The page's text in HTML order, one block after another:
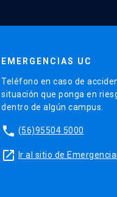
EMERGENCIAS UC
Teléfono en caso de
situación que ponga en
dentro de algún campus.
phone (56)95504 5000
launch Ir al sitio de